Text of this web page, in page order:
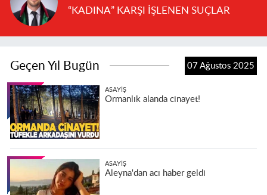
“KADINA” KARŞI İŞLENEN SUÇLAR
Geçen Yıl Bugün 07 Ağustos 2025
ASAYIŞ
Ormanlık alanda cinayet!
ASAYIŞ
Aleyna'dan acı haber geldi